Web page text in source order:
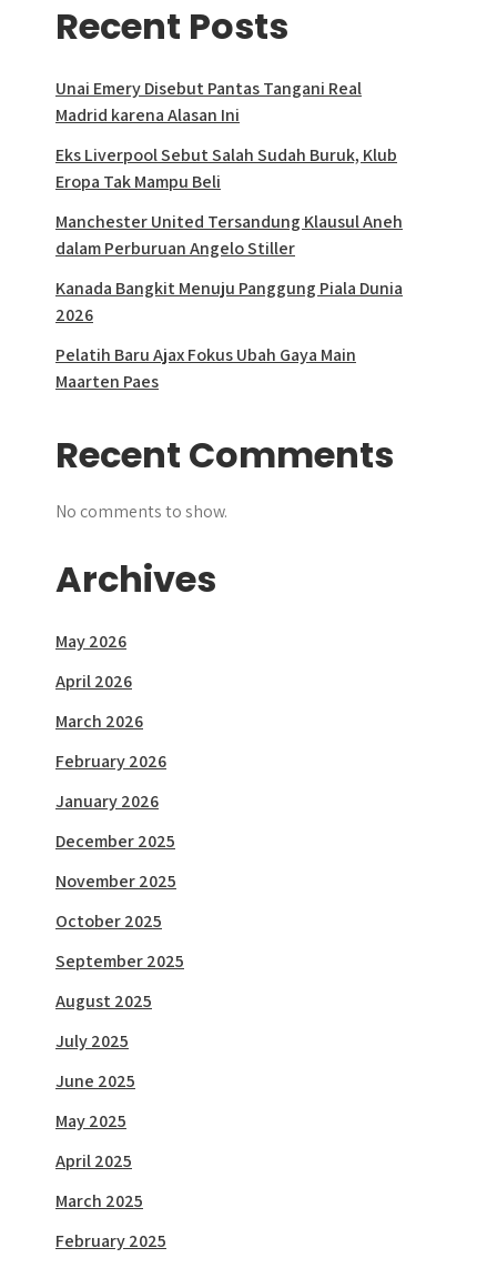
Recent Posts
Unai Emery Disebut Pantas Tangani Real
Madrid karena Alasan Ini
Eks Liverpool Sebut Salah Sudah Buruk, Klub
Eropa Tak Mampu Beli
Manchester United Tersandung Klausul Aneh
dalam Perburuan Angelo Stiller
Kanada Bangkit Menuju Panggung Piala Dunia
2026
Pelatih Baru Ajax Fokus Ubah Gaya Main
Maarten Paes
Recent Comments
No comments to show.
Archives
May 2026
April 2026
March 2026
February 2026
January 2026
December 2025
November 2025
October 2025
September 2025
August 2025
July 2025
June 2025
May 2025
April 2025
March 2025
February 2025